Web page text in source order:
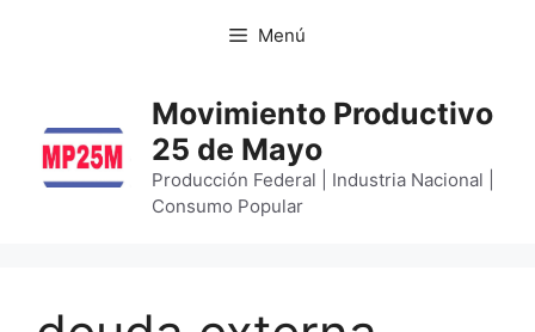
Menú
Movimiento Productivo
25 de Mayo
Producción Federal | Industria Nacional |
Consumo Popular